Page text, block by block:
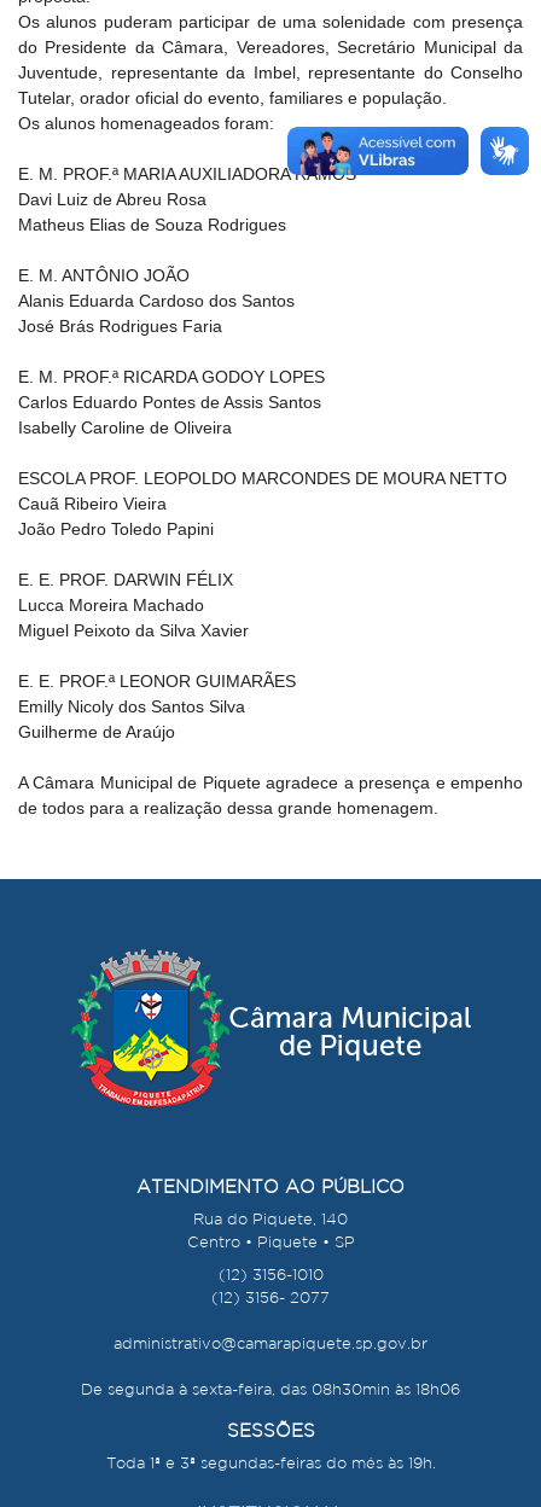
Os alunos puderam participar de uma solenidade com presença
do Presidente da Câmara, Vereadores, Secretário Municipal da
Juventude, representante da Imbel, representante do Conselho
Tutelar, orador oficial do evento, familiares e população.
Os alunos homenageados foram:
E. M. PROF.ª MARIA AUXILIADORA RAMOS
Davi Luiz de Abreu Rosa
Matheus Elias de Souza Rodrigues
E. M. ANTÔNIO JOÃO
Alanis Eduarda Cardoso dos Santos
José Brás Rodrigues Faria
E. M. PROF.ª RICARDA GODOY LOPES
Carlos Eduardo Pontes de Assis Santos
Isabelly Caroline de Oliveira
ESCOLA PROF. LEOPOLDO MARCONDES DE MOURA NETTO
Cauã Ribeiro Vieira
João Pedro Toledo Papini
E. E. PROF. DARWIN FÉLIX
Lucca Moreira Machado
Miguel Peixoto da Silva Xavier
E. E. PROF.ª LEONOR GUIMARÃES
Emilly Nicoly dos Santos Silva
Guilherme de Araújo
A Câmara Municipal de Piquete agradece a presença e empenho
de todos para a realização dessa grande homenagem.
ATENDIMENTO AO PÚBLICO
Rua do Piquete, 140
Centro • Piquete • SP
(12) 3156-1010
(12) 3156- 2077
administrativo@camarapiquete.sp.gov.br
De segunda à sexta-feira, das 08h30min às 18h06
SESSÕES
Toda 1ª e 3ª segundas-feiras do mês às 19h.